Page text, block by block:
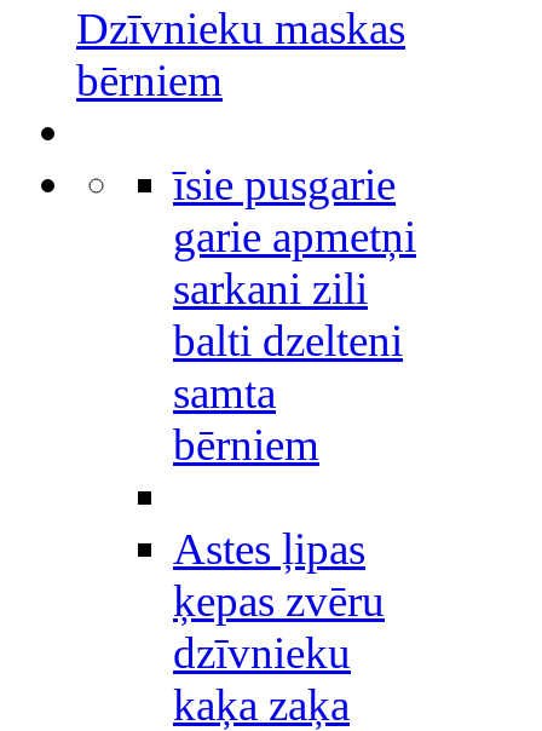
Dzīvnieku maskas
bērniem
īsie pusgarie
garie apmetņi
sarkani zili
balti dzelteni
samta
bērniem
Astes ļipas
ķepas zvēru
dzīvnieku
kaķa zaķa